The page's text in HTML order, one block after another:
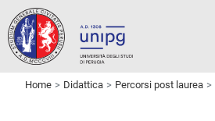
Home Didattica Percorsi post laurea